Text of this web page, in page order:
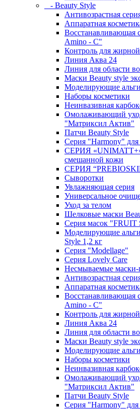
- Beauty Style
Антивозрастная
Аппаратная
Восстанавливающая
Amino - C"
Контроль для
Линия Аква 24
Линия для области
Маски Beauty style
Моделирующие
Наборы косметики
Неинвазивная
Омолаживающий
"Матриксил Актив"
Патчи Beauty Style
Серия "Harmony" для
СЕРИЯ
смешанной кожи
СЕРИЯ
Сыворотки
Увлажняющая серия
Универсальное
Уход за телом
Шелковые маски
Серия масок "FRUIT
Моделирующие
Style 1,2 кг
Серия "Modellage"
Cерия Lovely Care
Несмываемые маски-
Антивозрастная
Аппаратная
Восстанавливающая
Amino - C"
Контроль для
Линия Аква 24
Линия для области
Маски Beauty style
Моделирующие
Наборы косметики
Неинвазивная
Омолаживающий
"Матриксил Актив"
Патчи Beauty Style
Серия "Harmony" для